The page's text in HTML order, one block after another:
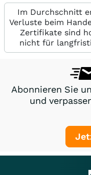
Im Durchschnitt
Verluste beim
Zertifikate sind
nicht für
Abonnieren Sie
und